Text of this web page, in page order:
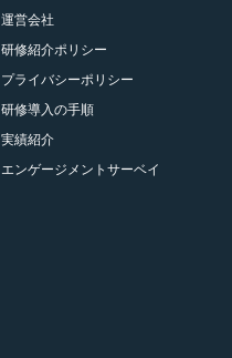
運営会社
研修紹介ポリシー
プライバシーポリシー
研修導入の手順
実績紹介
エンゲージメントサーベイ